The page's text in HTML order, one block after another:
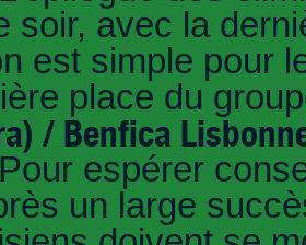
soir, avec la
est simple pour
place du
/ Benfica
espérer
un large